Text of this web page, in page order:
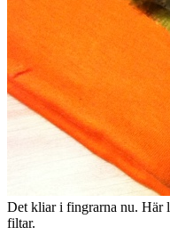
Det kliar i fingrarna nu. Här
filtar.